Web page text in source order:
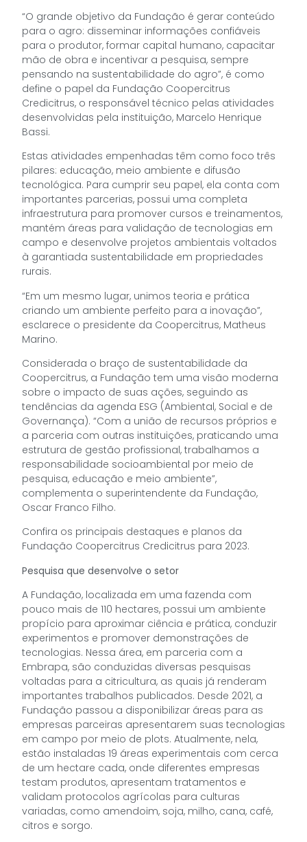
“O grande objetivo da Fundação é gerar conteúdo
para o agro: disseminar informações confiáveis
para o produtor, formar capital humano, capacitar
mão de obra e incentivar a pesquisa, sempre
pensando na sustentabilidade do agro”, é como
define o papel da Fundação Coopercitrus
Credicitrus, o responsável técnico pelas atividades
desenvolvidas pela instituição, Marcelo Henrique
Bassi.
Estas atividades empenhadas têm como foco três
pilares: educação, meio ambiente e difusão
tecnológica. Para cumprir seu papel, ela conta com
importantes parcerias, possui uma completa
infraestrutura para promover cursos e treinamentos,
mantém áreas para validação de tecnologias em
campo e desenvolve projetos ambientais voltados
à garantiada sustentabilidade em propriedades
rurais.
“Em um mesmo lugar, unimos teoria e prática
criando um ambiente perfeito para a inovação”,
esclarece o presidente da Coopercitrus, Matheus
Marino.
Considerada o braço de sustentabilidade da
Coopercitrus, a Fundação tem uma visão moderna
sobre o impacto de suas ações, seguindo as
tendências da agenda ESG (Ambiental, Social e de
Governança). “Com a união de recursos próprios e
a parceria com outras instituições, praticando uma
estrutura de gestão profissional, trabalhamos a
responsabilidade socioambiental por meio de
pesquisa, educação e meio ambiente”,
complementa o superintendente da Fundação,
Oscar Franco Filho.
Confira os principais destaques e planos da
Fundação Coopercitrus Credicitrus para 2023.
Pesquisa que desenvolve o setor
A Fundação, localizada em uma fazenda com
pouco mais de 110 hectares, possui um ambiente
propício para aproximar ciência e prática, conduzir
experimentos e promover demonstrações de
tecnologias. Nessa área, em parceria com a
Embrapa, são conduzidas diversas pesquisas
voltadas para a citricultura, as quais já renderam
importantes trabalhos publicados. Desde 2021, a
Fundação passou a disponibilizar áreas para as
empresas parceiras apresentarem suas tecnologias
em campo por meio de plots. Atualmente, nela,
estão instaladas 19 áreas experimentais com cerca
de um hectare cada, onde diferentes empresas
testam produtos, apresentam tratamentos e
validam protocolos agrícolas para culturas
variadas, como amendoim, soja, milho, cana, café,
citros e sorgo.